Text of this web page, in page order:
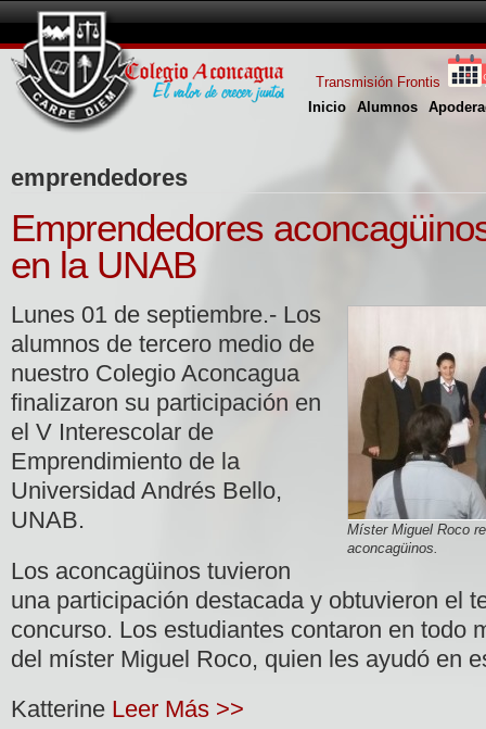
Inicio Alumnos
Transmisión Frontis
emprendedores
Emprendedores
en la UNAB
Míster Miguel Roco
aconcagüinos.
Lunes 01 de septiembre.- Los
alumnos de tercero medio de
nuestro Colegio Aconcagua
finalizaron su participación en
el V Interescolar de
Emprendimiento de la
Universidad Andrés Bello,
UNAB.
Los aconcagüinos tuvieron
una participación destacada y obtuvieron el
concurso. Los estudiantes contaron en todo
del míster Miguel Roco, quien les ayudó en
Katterine Leer Más >>